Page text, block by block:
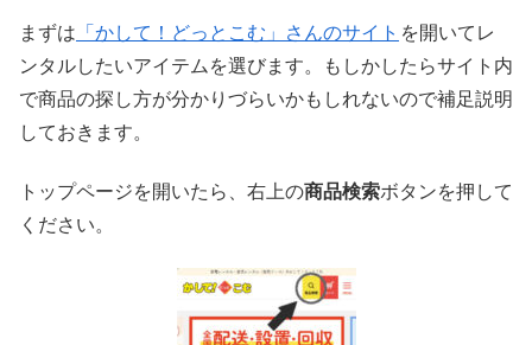
まずは 「かして！どっとこむ」さんのサイト を開いてレ
ンタルしたいアイテムを選びます。もしかしたらサイト内
で商品の探し方が分かりづらいかもしれないので補足説明
しておきます。
トップページを開いたら、右上の商品検索ボタンを押して
ください。